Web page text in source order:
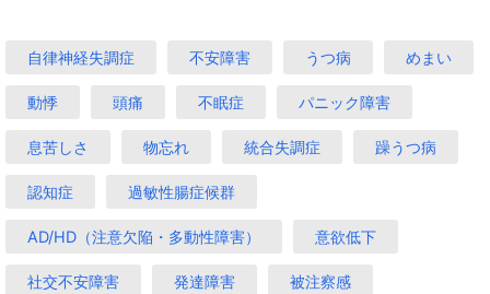
自律神経失調症 不安障害 うつ病 めまい
動悸 頭痛 不眠症 パニック障害
息苦しさ 物忘れ 統合失調症 躁うつ病
認知症 過敏性腸症候群
AD/HD（注意欠陥・多動性障害） 意欲低下
社交不安障害 発達障害 被注察感